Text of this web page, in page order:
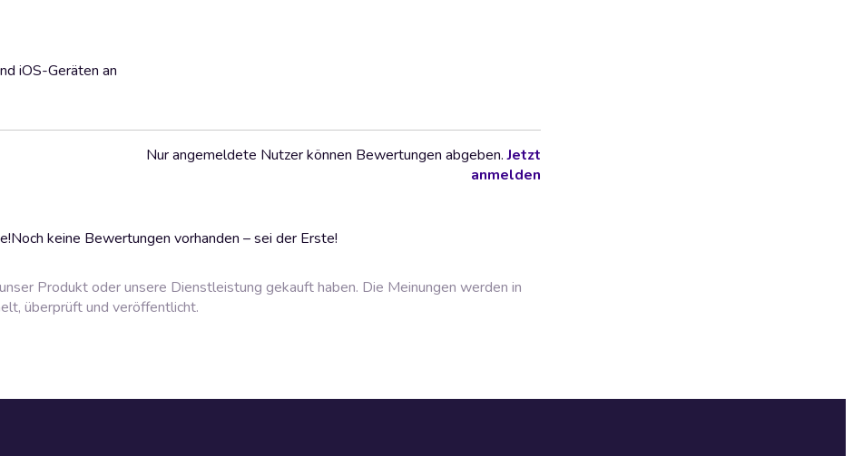
iOS-Geräten an
Noch keine Bewertungen vorhanden – sei der Erste!
Nur angemeldete Nutzer können Bewertungen abgeben.Jetzt
anmelden
Produkt oder unsere Dienstleistung gekauft haben. Die Meinungen werden in
überprüft und veröffentlicht.